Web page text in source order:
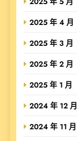
2025 年 4 月
2025 年 3 月
2025 年 2 月
2025 年 1 月
2024 年 12 月
2024 年 11 月